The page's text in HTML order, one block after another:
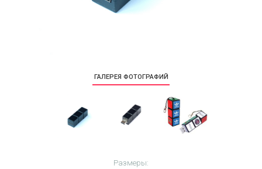
ГАЛЕРЕЯ ФОТОГРАФИЙ
Размеры: